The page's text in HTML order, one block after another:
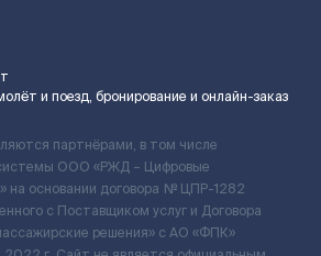
и поезд, бронирование и онлайн-заказ
партнёрами, в том числе
ООО «РЖД – Цифровые
на основании договора № ЦПР-1282
с Поставщиком услуг и Договора
решения» c АО «ФПК»